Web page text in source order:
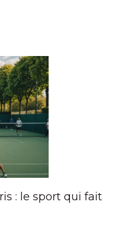
: le sport qui fait